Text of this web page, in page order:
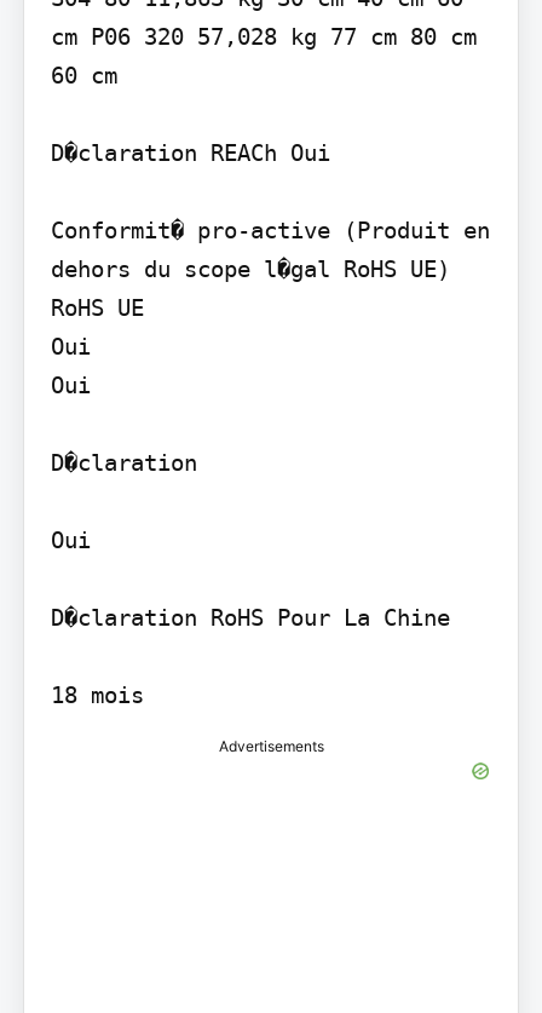
cm P06 320 57,028 kg 77 cm 80 cm
60 cm
D�claration REACh Oui
Conformit� pro-active (Produit en
dehors du scope l�gal RoHS UE)
RoHS UE
Oui
Oui
D�claration
Oui
D�claration RoHS Pour La Chine
18 mois
Advertisements